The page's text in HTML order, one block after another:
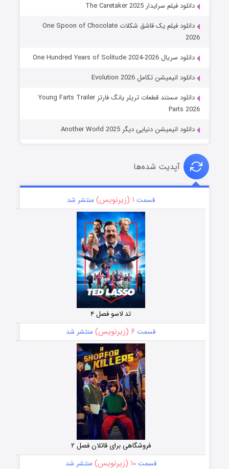
دانلود فیلم سرایدار The Caretaker 2025
دانلود فیلم یک قاشق شکلات One Spoon of Chocolate
2026
دانلود سریال One Hundred Years of Solitude 2024-2026
دانلود انیمیشن تکامل Evolution 2026
دانلود مستند قطعات تریلر یانگ فارتز Young Farts Trailer
Parts 2026
دانلود انیمیشن دنیایی دیگر Another World 2025
آپدیت شده‌ها
قسمت ۱ (زیرنویس) منتشر شد
تد لاسو فصل ۴
قسمت ۶ (زیرنویس) منتشر شد
فروشگاهی برای قاتلان فصل ۲
قسمت۱۰ (زیرنویس) منتشر شد